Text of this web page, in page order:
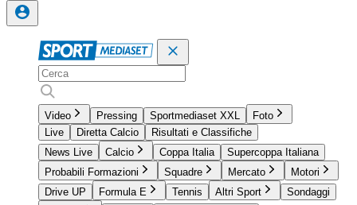
Video Pressing Sportmediaset XXL
Foto
Live
Diretta Calcio
Risultati e Classifiche
News Live
Calcio Coppa Italia
Supercoppa Italiana
Probabili Formazioni
Squadre Mercato
Motori
Drive UP
Formula E Tennis Altri Sport
Sondaggi